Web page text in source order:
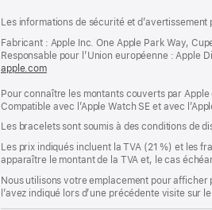
de
page
de
bas
de
page
Les informations de sécurité et
Fabricant : Apple Inc. One Apple Park Way,
Responsable pour l’Union européenne : Apple
apple.com(s’ouvre
une
nouvelle
Pour connaître les montants couverts par
Compatible avec l’Apple Watch SE et avec
Les bracelets sont soumis à des conditions de
Les prix indiqués incluent la TVA (21 %) et les
apparaître le montant de la TVA et, le cas
Nous utilisons votre emplacement pour
l’avez indiqué lors d’une précédente visite sur